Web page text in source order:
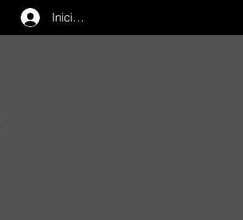
Iniciar sesión